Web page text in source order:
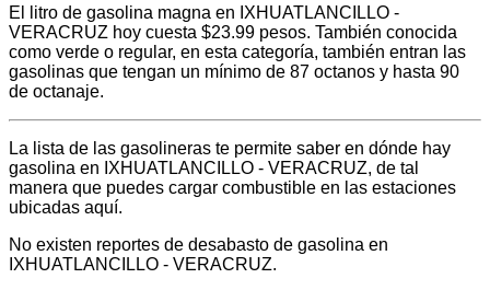
El litro de gasolina magna en IXHUATLANCILLO -
VERACRUZ hoy cuesta $23.99 pesos. También conocida
como verde o regular, en esta categoría, también entran las
gasolinas que tengan un mínimo de 87 octanos y hasta 90
de octanaje.
La lista de las gasolineras te permite saber en dónde hay
gasolina en IXHUATLANCILLO - VERACRUZ, de tal
manera que puedes cargar combustible en las estaciones
ubicadas aquí.
No existen reportes de desabasto de gasolina en
IXHUATLANCILLO - VERACRUZ.